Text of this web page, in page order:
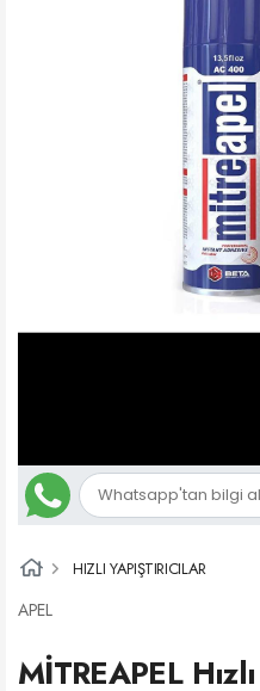
HIZLI YAPIŞTIRICILAR
APEL
MİTREAPEL